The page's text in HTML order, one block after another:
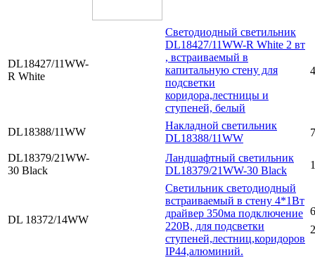
DL18427/11WW-
R White
Cветодиодный светильник
DL18427/11WW-R White 2 вт
, встраиваемый в
капитальную стену для
подсветки
коридора,лестницы и
ступеней, белый
DL18388/11WW
Накладной светильник
DL18388/11WW
DL18379/21WW-
30 Black
Ландшафтный светильник
DL18379/21WW-30 Black
DL 18372/14WW
Светильник светодиодный
встраиваемый в стену 4*1Вт
драйвер 350ма подключение
220В, для подсветки
ступеней,лестниц,коридоров
IP44,алюминий.